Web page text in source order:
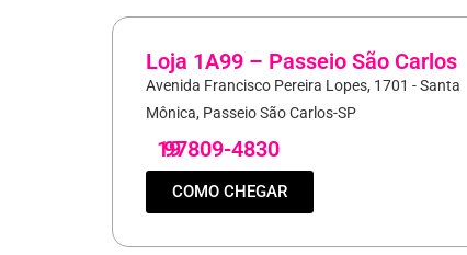
Loja 1A99 – Passeio São Carlos
Avenida Francisco Pereira Lopes, 1701 - Santa
Mônica, Passeio São Carlos-SP
19
97809-4830
COMO CHEGAR